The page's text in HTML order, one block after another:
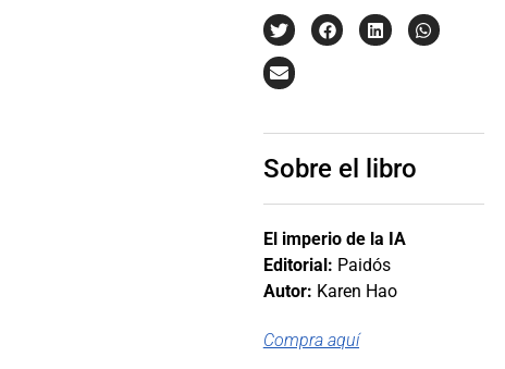
Sobre el libro
El imperio de la IA
Editorial: Paidós
Autor: Karen Hao
Compra aquí